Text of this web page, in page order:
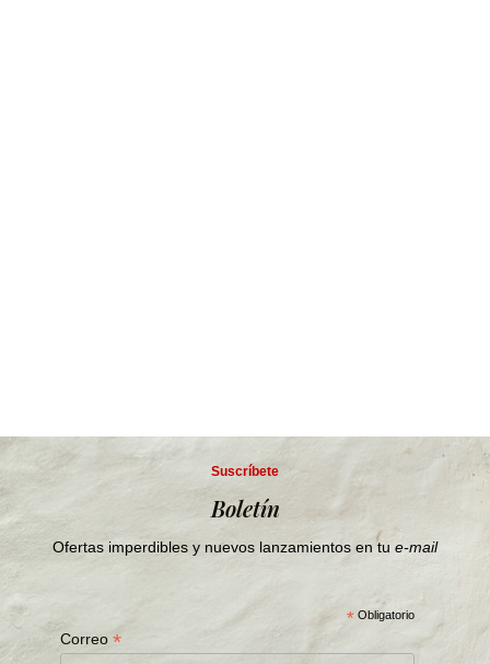
Suscríbete
Boletín
Ofertas imperdibles y nuevos lanzamientos en tu e-mail
* Obligatorio
Correo*